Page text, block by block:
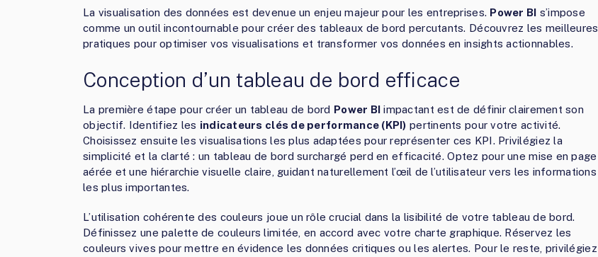
La visualisation des données est devenue un enjeu majeur pour les entreprises. Power BI s’impose
comme un outil incontournable pour créer des tableaux de bord percutants. Découvrez les meilleures
pratiques pour optimiser vos visualisations et transformer vos données en insights actionnables.
Conception d’un tableau de bord efficace
La première étape pour créer un tableau de bord Power BI impactant est de définir clairement son
objectif. Identifiez les indicateurs clés de performance (KPI) pertinents pour votre activité.
Choisissez ensuite les visualisations les plus adaptées pour représenter ces KPI. Privilégiez la
simplicité et la clarté : un tableau de bord surchargé perd en efficacité. Optez pour une mise en page
aérée et une hiérarchie visuelle claire, guidant naturellement l’œil de l’utilisateur vers les informations
les plus importantes.
L’utilisation cohérente des couleurs joue un rôle crucial dans la lisibilité de votre tableau de bord.
Définissez une palette de couleurs limitée, en accord avec votre charte graphique. Réservez les
couleurs vives pour mettre en évidence les données critiques ou les alertes. Pour le reste, privilégiez